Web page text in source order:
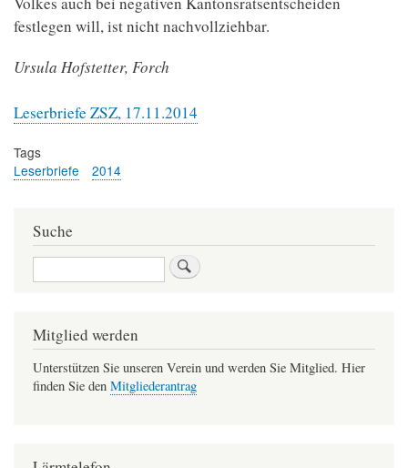
festlegen will, ist nicht nachvollziehbar.
Ursula Hofstetter, Forch
Leserbriefe ZSZ, 17.11.2014
Tags
Leserbriefe
2014
Suche
Suche
Mitglied werden
Unterstützen Sie unseren Verein und werden Sie Mitglied. Hier
finden Sie den Mitgliederantrag